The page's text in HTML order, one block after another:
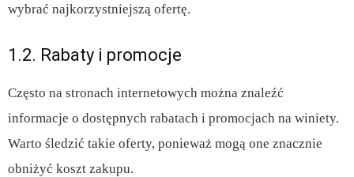
wybrać najkorzystniejszą ofertę.
1.2. Rabaty i promocje
Często na stronach internetowych można znaleźć
informacje o dostępnych rabatach i promocjach na winiety.
Warto śledzić takie oferty, ponieważ mogą one znacznie
obniżyć koszt zakupu.